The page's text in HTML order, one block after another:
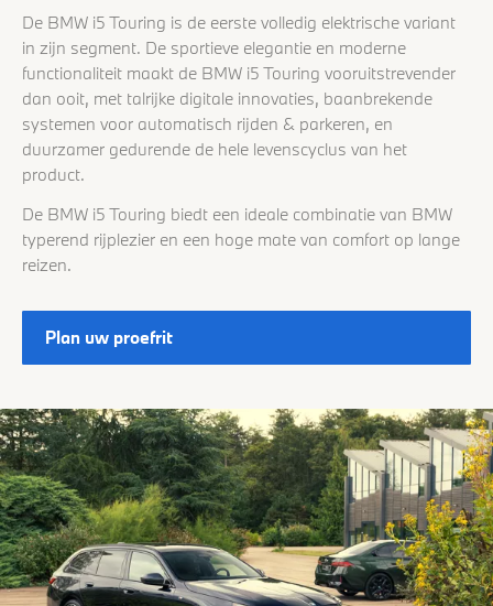
De BMW i5 Touring is de eerste volledig elektrische variant
in zijn segment. De sportieve elegantie en moderne
functionaliteit maakt de BMW i5 Touring vooruitstrevender
dan ooit, met talrijke digitale innovaties, baanbrekende
systemen voor automatisch rijden & parkeren, en
duurzamer gedurende de hele levenscyclus van het
product.
De BMW i5 Touring biedt een ideale combinatie van BMW
typerend rijplezier en een hoge mate van comfort op lange
reizen.
Plan uw proefrit